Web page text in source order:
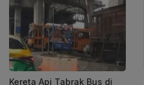
Kereta Api Tabrak Bus di